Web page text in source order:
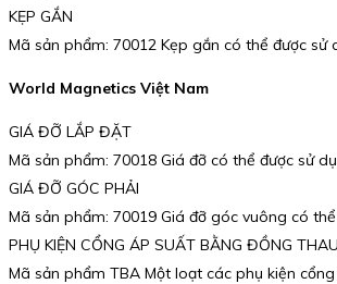
KẸP GẮN
Mã sản phẩm: 70012 Kẹp gắn có thể được
World Magnetics Việt Nam
GIÁ ĐỠ LẮP ĐẶT
Mã sản phẩm: 70018 Giá đỡ có thể được sử
GIÁ ĐỠ GÓC PHẢI
Mã sản phẩm: 70019 Giá đỡ góc vuông có
PHỤ KIỆN CỔNG ÁP SUẤT BẰNG ĐỒNG THAU
Mã sản phẩm TBA Một loạt các phụ kiện